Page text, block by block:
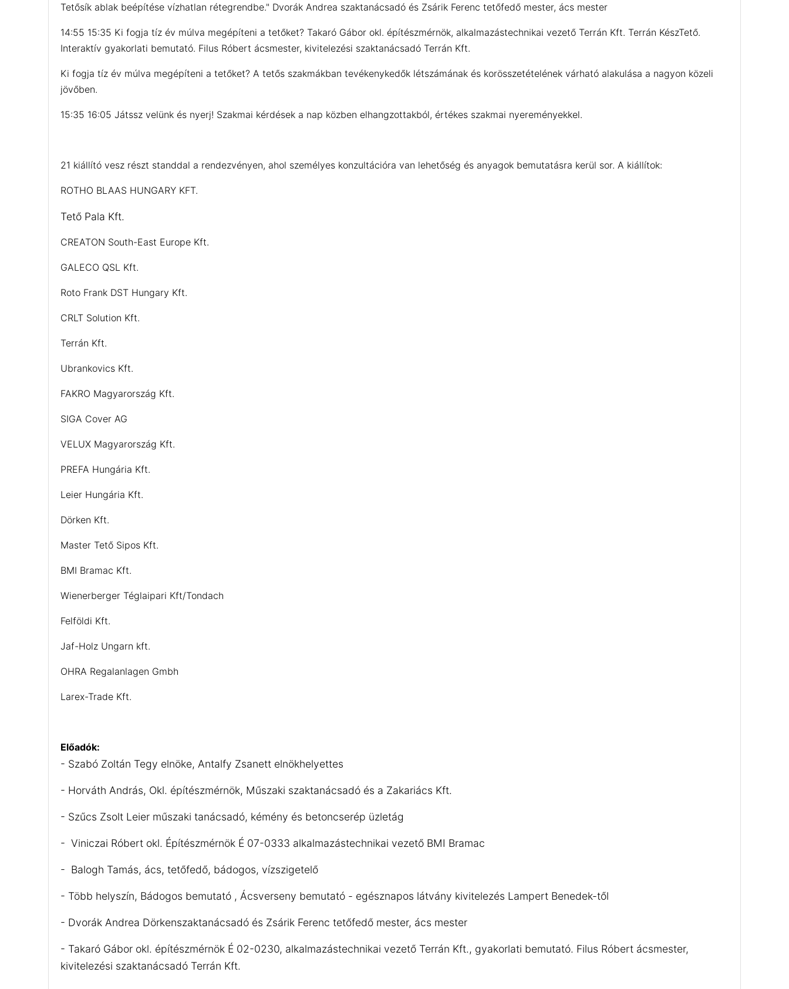
Tetősík ablak beépítése vízhatlan rétegrendbe." Dvorák Andrea szaktanácsadó és Zsárik Ferenc tetőfedő mester, ács mester
14:55 15:35 Ki fogja tíz év múlva megépíteni a tetőket? Takaró Gábor okl. építészmérnök, alkalmazástechnikai vezető Terrán Kft. Terrán KészTető.
Interaktív gyakorlati bemutató. Filus Róbert ácsmester, kivitelezési szaktanácsadó Terrán Kft.
Ki fogja tíz év múlva megépíteni a tetőket? A tetős szakmákban tevékenykedők létszámának és korösszetételének várható alakulása a nagyon közeli
jövőben.
15:35 16:05 Játssz velünk és nyerj! Szakmai kérdések a nap közben elhangzottakból, értékes szakmai nyereményekkel.
21 kiállító vesz részt standdal a rendezvényen, ahol személyes konzultációra van lehetőség és anyagok bemutatásra kerül sor. A kiállítok:
ROTHO BLAAS HUNGARY KFT.
Tető Pala Kft.
CREATON South-East Europe Kft.
GALECO QSL Kft.
Roto Frank DST Hungary Kft.
CRLT Solution Kft.
Terrán Kft.
Ubrankovics Kft.
FAKRO Magyarország Kft.
SIGA Cover AG
VELUX Magyarország Kft.
PREFA Hungária Kft.
Leier Hungária Kft.
Dörken Kft.
Master Tető Sipos Kft.
BMI Bramac Kft.
Wienerberger Téglaipari Kft/Tondach
Felföldi Kft.
Jaf-Holz Ungarn kft.
OHRA Regalanlagen Gmbh
Larex-Trade Kft.
Előadók:
- Szabó Zoltán Tegy elnöke, Antalfy Zsanett elnökhelyettes
- Horváth András, Okl. építészmérnök, Műszaki szaktanácsadó és a Zakariács Kft.
- Szűcs Zsolt Leier műszaki tanácsadó, kémény és betoncserép üzletág
- Viniczai Róbert okl. Építészmérnök É 07-0333 alkalmazástechnikai vezető BMI Bramac
- Balogh Tamás, ács, tetőfedő, bádogos, vízszigetelő
- Több helyszín, Bádogos bemutató , Ácsverseny bemutató - egésznapos látvány kivitelezés Lampert Benedek-től
- Dvorák Andrea Dörkenszaktanácsadó és Zsárik Ferenc tetőfedő mester, ács mester
- Takaró Gábor okl. építészmérnök É 02-0230, alkalmazástechnikai vezető Terrán Kft., gyakorlati bemutató. Filus Róbert ácsmester,
kivitelezési szaktanácsadó Terrán Kft.